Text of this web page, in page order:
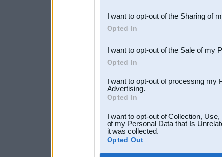
Downstream Participants
third parties.
I want to opt-out of the Sharing of
Opted In
I want to opt-out of the Sale of my
Opted In
I want to opt-out of processing my
Advertising.
Opted In
I want to opt-out of Collection,
of my Personal Data that Is
it was collected.
Opted Out